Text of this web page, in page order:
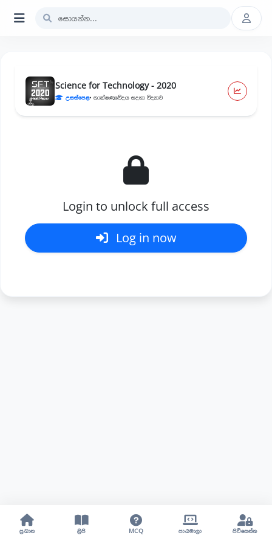
Science for Technology - 2020
උසස්පෙළ• තාක්ෂණවේදය සදහා විද්‍යාව
Login to unlock full access
Log in now
ප්‍රධාන ලිපි MCQ පාඨමාලා පිවිසෙන්න